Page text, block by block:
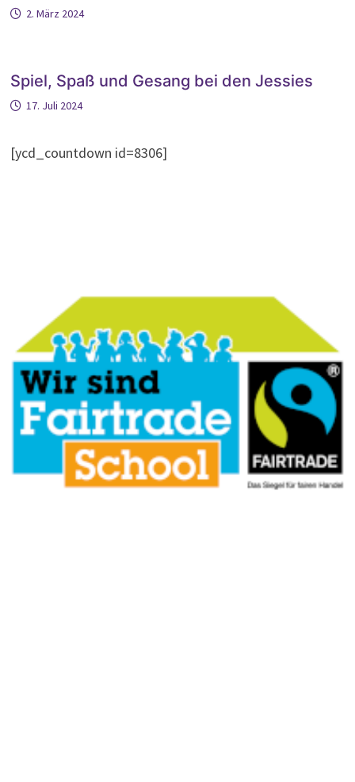
2. März 2024
Spiel, Spaß und Gesang bei den Jessies
17. Juli 2024
[ycd_countdown id=8306]